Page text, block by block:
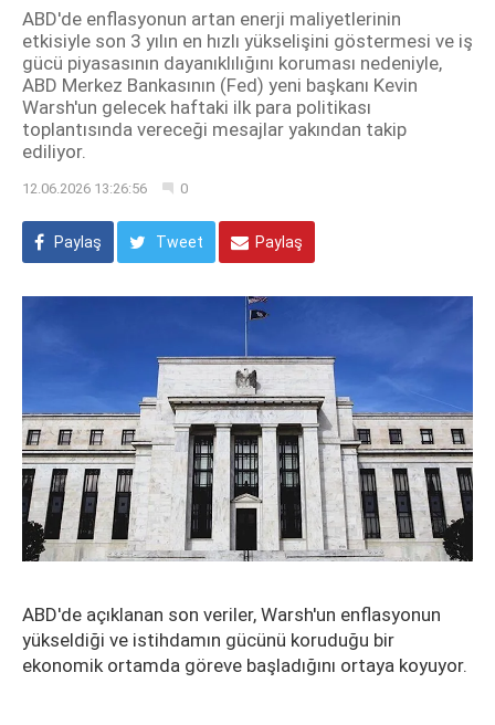
ABD'de enflasyonun artan enerji maliyetlerinin
etkisiyle son 3 yılın en hızlı yükselişini göstermesi ve iş
gücü piyasasının dayanıklılığını koruması nedeniyle,
ABD Merkez Bankasının (Fed) yeni başkanı Kevin
Warsh'un gelecek haftaki ilk para politikası
toplantısında vereceği mesajlar yakından takip
ediliyor.
12.06.2026 13:26:56 0
Paylaş Tweet Paylaş
ABD'de açıklanan son veriler, Warsh'un enflasyonun
yükseldiği ve istihdamın gücünü koruduğu bir
ekonomik ortamda göreve başladığını ortaya koyuyor.